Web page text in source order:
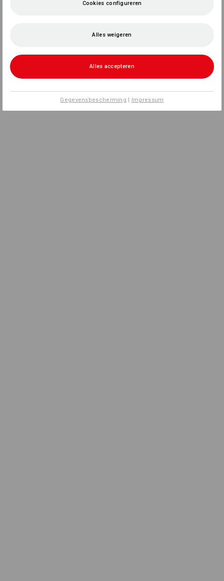
Cookies configureren
Alles weigeren
Alles accepteren
Gegevensbescherming | Impressum